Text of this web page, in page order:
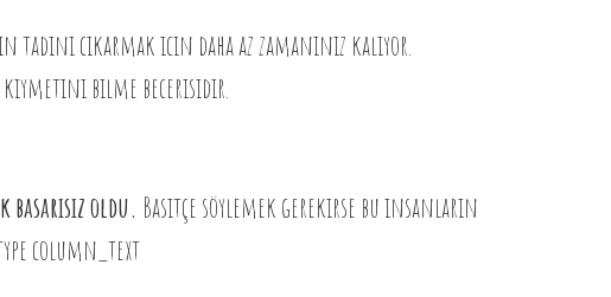
cıkarmak icin daha az zamanınız kalıyor.
bilme becerisidir.
oldu. Basitçe söylemek gerekirse bu insanların
column_text